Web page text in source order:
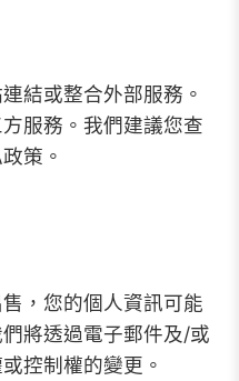
結或整合外部服務。
服務。我們建議您查
策。
，您的個人資訊可能
將透過電子郵件及/或
控制權的變更。